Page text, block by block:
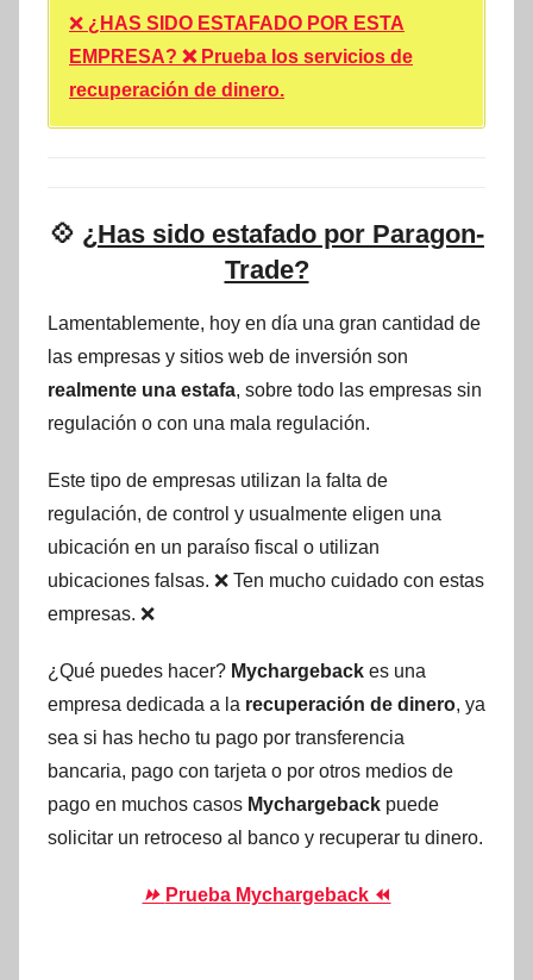
❌ ¿HAS SIDO ESTAFADO POR ESTA
EMPRESA? ❌ Prueba los servicios de
recuperación de dinero.
💠 ¿Has sido estafado por Paragon-
Trade?
Lamentablemente, hoy en día una gran cantidad de
las empresas y sitios web de inversión son
realmente una estafa, sobre todo las empresas sin
regulación o con una mala regulación.
Este tipo de empresas utilizan la falta de
regulación, de control y usualmente eligen una
ubicación en un paraíso fiscal o utilizan
ubicaciones falsas. ❌ Ten mucho cuidado con estas
empresas. ❌
¿Qué puedes hacer? Mychargeback es una
empresa dedicada a la recuperación de dinero, ya
sea si has hecho tu pago por transferencia
bancaria, pago con tarjeta o por otros medios de
pago en muchos casos Mychargeback puede
solicitar un retroceso al banco y recuperar tu dinero.
⏩ Prueba Mychargeback ⏪